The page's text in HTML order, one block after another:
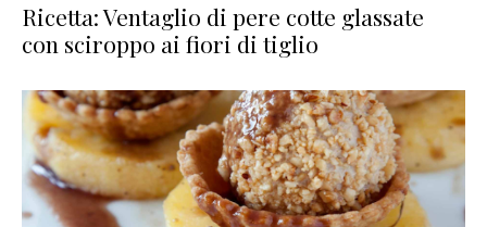
Ricetta: Ventaglio di pere cotte glassate
con sciroppo ai fiori di tiglio